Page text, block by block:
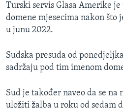
Turski servis Glasa Amerike
domene mjesecima nakon što
u junu 2022.
Sudska presuda od
sadržaju pod tim imenom
Sud je također naveo da se na
uložiti žalba u roku od sedam